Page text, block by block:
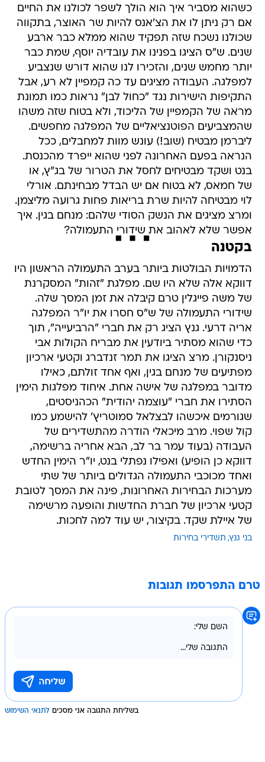
כשהוא מסביר איך הוא הולך לשפר לכולנו את החיים
אם רק ניתן לו את הצ'אנס להיות שר האוצר, בתקווה
שכולנו נשכח שזה תפקיד שהוא ממלא כבר ארבע
שנים. ש"ס הציגו בפנינו את עובדיה יוסף, שמת כבר
יותר מחמש שנים, והזכירו לנו שהוא דורש שנצביע
למפלגה. העבודה מציגים עד כה קמפיין לא רע, אבל
התקיפות הישירות נגד "כחול לבן" נראות כמו תמונת
מראה של הקמפיין של הליכוד, ולא בטוח שזה משהו
שהמצביעים הפוטנציאליים של המפלגה מחפשים.
ליברמן מבטיח (שוב!) עונש מוות למחבלים, ככל
הנראה בפעם האחרונה לפני שהוא ייפרד מהכנסת.
בנט ושקד מבטיחים לחסל את הטרור של בג"ץ, או
של חמאס, לא בטוח אם יש הבדל מבחינתם. אורלי
לוי מבטיחה להיות שרת בריאות פחות גרועה מליצמן.
ומרצ מציגים את הנשק הסודי שלהם: מנחם בגין. איך
אפשר שלא לאהוב את שידורי התעמולה?
בקטנה
הדמויות הבולטות ביותר בערב התעמולה הראשון היו
דווקא אלה שלא היו שם. מפלגת "זהות" המסקרנת
של משה פייגלין טרם קיבלה את זמן המסך שלה.
שידורי התעמולה של ש"ס חסרו את יו"ר המפלגה
אריה דרעי. גנץ הציג רק את חברי "הרביעייה", תוך
כדי שהוא מסתיר ביודעין את מבריח הקולות אבי
ניסנקורן. מרצ הציגו את תמר זנדברג וקטעי ארכיון
מפתיעים של מנחם בגין, ואף אחד זולתם, כאילו
מדובר במפלגה של אישה אחת. איחוד מפלגות הימין
הסתירו את חברי "עוצמה יהודית" הכהניסטים,
שגורמים איכשהו לבצלאל סמוטריץ' להישמע כמו
קול שפוי. מרב מיכאלי הודרה מהתשדירים של
העבודה (בעוד עמר בר לב, הבא אחריה ברשימה,
דווקא כן הופיע) ואפילו נפתלי בנט, יו"ר הימין החדש
ואחד מכוכבי התעמולה הגדולים ביותר של שתי
מערכות הבחירות האחרונות, פינה את המסך לטובת
קטעי ארכיון של חברת החדשות והופעה מרשימה
של איילת שקד. בקיצור, יש עוד למה לחכות.
בני גנץ תשדירי בחירות
טרם התפרסמו תגובות
בשליחת התגובה אני מסכים לתנאי השימוש